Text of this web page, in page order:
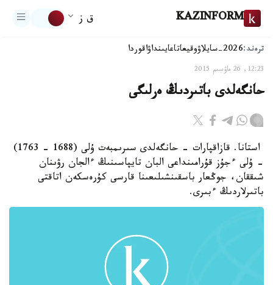
KAZINFORM ق ز
ترەند:2026-سايلاۋ وقيعاتاعايىنداۋاقوردا
12:23, 26 ماۋسىم 2015
حانگەلدى باتىردىڭ ەرلىگى
استانا. قازاقپارات - حانگەلدى سىرىمبەت ۇلى (1688 - 1763)
- ۇلى ءجۇز قۇرامىنداعى البان تايپاسىنىڭ ءالجان رۋىنان
شىققان، جوڭعار باسقىنشىلىعىنا قارسى كۇرەسكەن اتاقتى
باتىرلاردىڭ ءبىرى.